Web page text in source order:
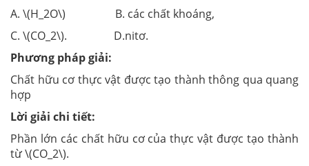
A. \(H_2O\) B. các chất khoáng,
C. \(CO_2\). D.nitơ.
Phương pháp giải:
Chất hữu cơ thực vật được tạo thành thông qua quang
hợp
Lời giải chi tiết:
Phần lớn các chất hữu cơ của thực vật được tạo thành
từ \(CO_2\).